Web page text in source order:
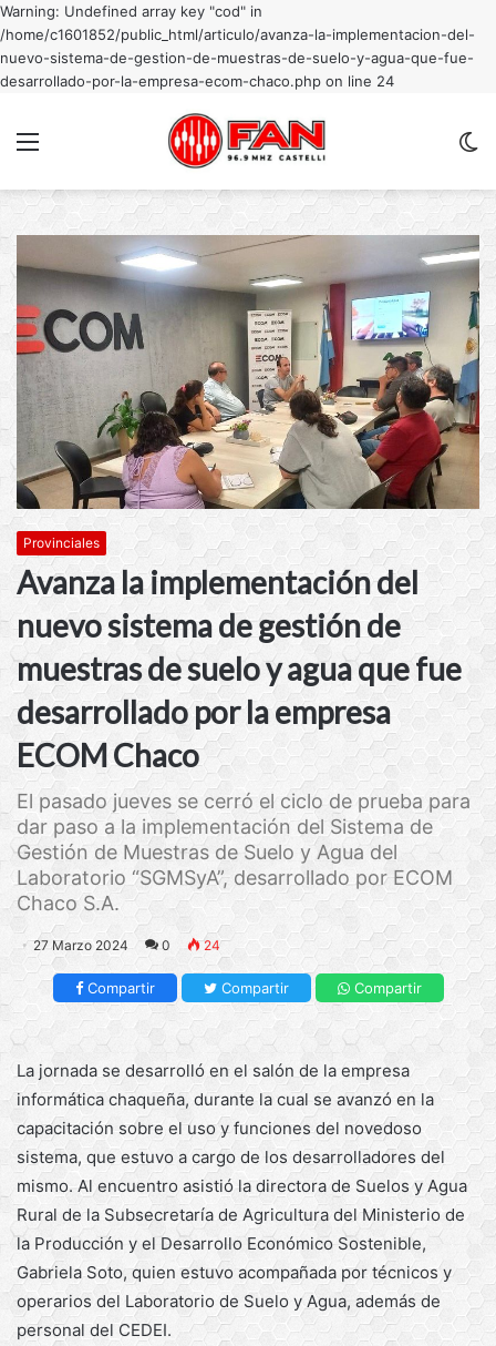
Warning: Undefined array key "cod" in
/home/c1601852/public_html/articulo/avanza-la-implementacion-del-
nuevo-sistema-de-gestion-de-muestras-de-suelo-y-agua-que-fue-
desarrollado-por-la-empresa-ecom-chaco.php on line 24
Provinciales
Avanza la implementación del
nuevo sistema de gestión de
muestras de suelo y agua que fue
desarrollado por la empresa
ECOM Chaco
El pasado jueves se cerró el ciclo de prueba para
dar paso a la implementación del Sistema de
Gestión de Muestras de Suelo y Agua del
Laboratorio “SGMSyA”, desarrollado por ECOM
Chaco S.A.
27 Marzo 2024 0 24
Compartir Compartir Compartir
La jornada se desarrolló en el salón de la empresa
informática chaqueña, durante la cual se avanzó en la
capacitación sobre el uso y funciones del novedoso
sistema, que estuvo a cargo de los desarrolladores del
mismo. Al encuentro asistió la directora de Suelos y Agua
Rural de la Subsecretaría de Agricultura del Ministerio de
la Producción y el Desarrollo Económico Sostenible,
Gabriela Soto, quien estuvo acompañada por técnicos y
operarios del Laboratorio de Suelo y Agua, además de
personal del CEDEI.